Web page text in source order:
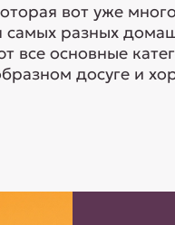
вот уже
самых разных
все основные
досуге и